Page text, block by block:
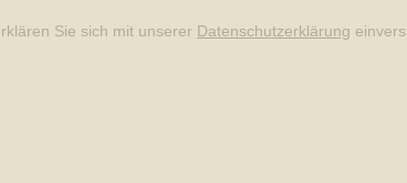
Sie sich mit unserer Datenschutzerklärung